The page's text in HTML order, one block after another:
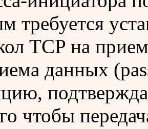
требуется
TCP на
данных
чтобы